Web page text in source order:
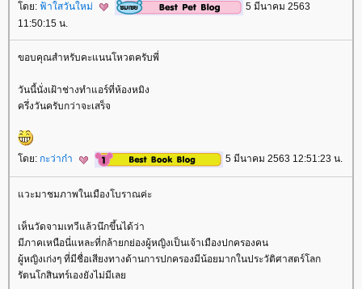
ดย: ฟ้าใสวันใหม่
5 มีนาคม 2563
11:50:15 น.
ขอบคุณสำหรับคะแนนโหวตครับพี่
วันนี้นั่งเฝ้าช่างทำแอร์ที่ห้องหมิง
ครึ่งวันครับกว่าจะเสร็จ
ดย: กะว่าก๋า 5 มีนาคม 2563 12:51:23 น.
วะมาชมภาพในเมืองโบราณค่ะ
เห็นวัดจามเทวีแล้วนึกขึ้นได้ว่า
มีภาคเหนือนี่แหละที่กล้ายกย่องผู้หญิงเป็นเจ้าเมืองปกครองคน
ผู้หญิงเก่งๆ ที่มีชื่อเสียงทางด้านการปกครองมีน้อยมากในประวัติศาสตร์โลก
รัตนโกสินทร์เองยังไม่มีเล